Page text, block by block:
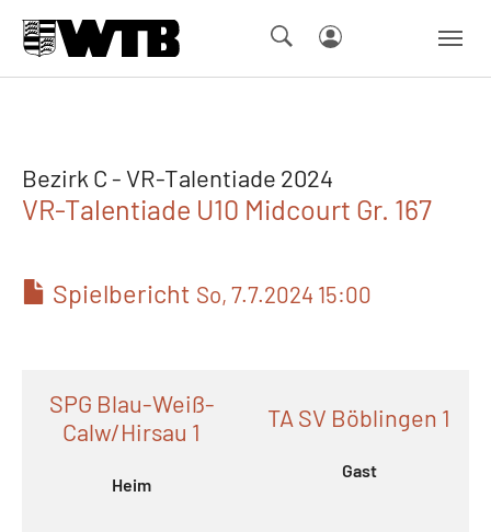
Bezirk C - VR-Talentiade 2024
VR-Talentiade U10 Midcourt Gr. 167
Spielbericht So, 7.7.2024 15:00
SPG Blau-Weiß-
Calw/Hirsau 1
Heim
TA SV Böblingen 1
Gast